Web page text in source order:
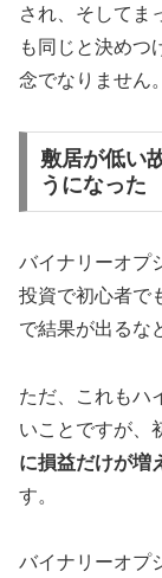
され、そしてま
も同じと決めつ
念でなりません。
敷居が低い
うになった
バイナリーオプ
投資で初心者で
で結果が出るな
ただ、これもハ
いことですが、
に損益だけが増
す。
バイナリーオプ